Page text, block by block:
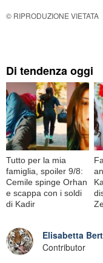
© RIPRODUZIONE VIETATA
Di tendenza oggi
Tutto per la mia
famiglia, spoiler 9/8:
Cemile spinge Orhan
e scappa con i soldi
di Kadir
Elisabetta
Contributor